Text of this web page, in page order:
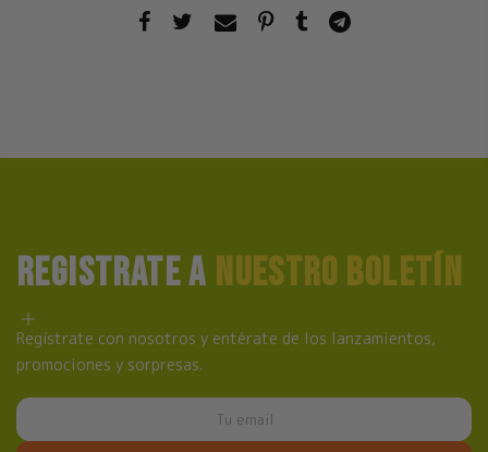
REGISTRATE A NUESTRO BOLETÍN
Regístrate con nosotros y entérate de los lanzamientos,
promociones y sorpresas.